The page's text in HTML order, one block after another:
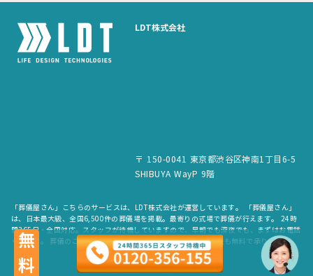
LDT株式会社
〒 150-0041 東京都渋谷区神南1丁目6-5
SHIBUYA WayP 9階
「葬儀屋さん」こちらのサービスは、LDT株式会社が運営しています。 「葬儀屋さん」
は、日本最大級、全国6,500件の葬儀場を掲載。最寄りの式場で葬儀が行えます。 24時
間365日・全国対応。スタッフが待機していますので、早朝でも深夜でも、まずはお電話
ください。 葬儀のご依頼だけでなく、お見積もりや費用のご相談も無料で承ります。
無料